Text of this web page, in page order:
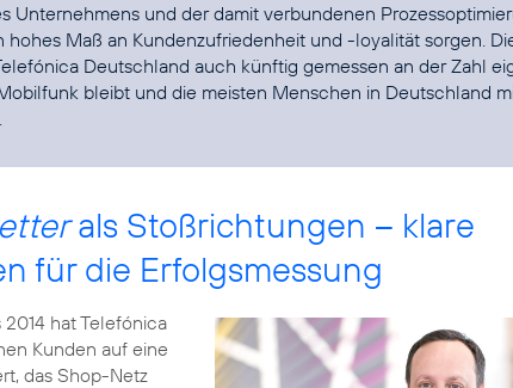
Unternehmens und der damit verbundenen
Maß an Kundenzufriedenheit und -loyalität sorgen.
Deutschland auch künftig gemessen an der Zahl
bleibt und die meisten Menschen in Deutschland
als Stoßrichtungen – klare
für die Erfolgsmessung
hat Telefónica
Kunden auf eine
das Shop-Netz